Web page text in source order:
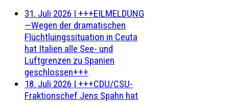
31. Juli 2026 | +++EILMELDUNG
—Wegen der dramatischen
Flüchtluingssituation in Ceuta
hat Italien alle See- und
Luftgrenzen zu Spanien
geschlossen+++
18. Juli 2026 | +++CDU/CSU-
Fraktionschef Jens Spahn hat